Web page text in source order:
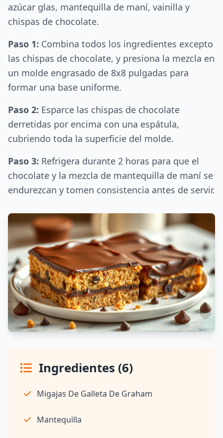
azúcar glas, mantequilla de maní, vainilla y
chispas de chocolate.
Paso 1: Combina todos los ingredientes excepto
las chispas de chocolate, y presiona la mezcla en
un molde engrasado de 8x8 pulgadas para
formar una base uniforme.
Paso 2: Esparce las chispas de chocolate
derretidas por encima con una espátula,
cubriendo toda la superficie del molde.
Paso 3: Refrigera durante 2 horas para que el
chocolate y la mezcla de mantequilla de maní se
endurezcan y tomen consistencia antes de servir.
Ingredientes (6)
Migajas De Galleta De Graham
Mantequilla